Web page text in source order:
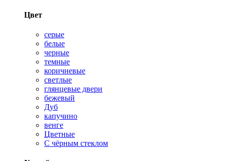
Цвет
серые
белые
черные
темные
коричневые
светлые
глянцевые двери
бежевый
Дуб
капучино
венге
Цветные
С чёрным стеклом